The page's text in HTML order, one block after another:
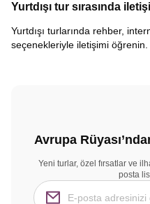
Yurtdışı tur sırasında
Yurtdışı turlarında rehber,
seçenekleriyle iletişimi öğrenin.
Avrupa
Yeni turlar, özel fırsatlar ve
posta